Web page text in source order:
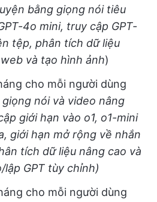
bằng giọng nói tiêu
4o mini, truy cập GPT-
tệp, phân tích dữ liệu
và tạo hình ảnh)
cho mỗi người dùng
nói và video nâng
giới hạn vào o1, o1-mini
giới hạn mở rộng về nhắn
tích dữ liệu nâng cao và
GPT tùy chỉnh)
cho mỗi người dùng